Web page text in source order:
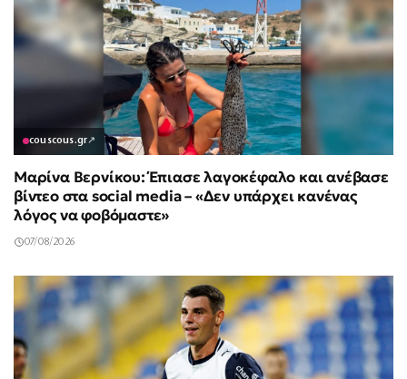
couscous.gr↗
Μαρίνα Βερνίκου: Έπιασε λαγοκέφαλο και ανέβασε
βίντεο στα social media – «Δεν υπάρχει κανένας
λόγος να φοβόμαστε»
07/08/2026